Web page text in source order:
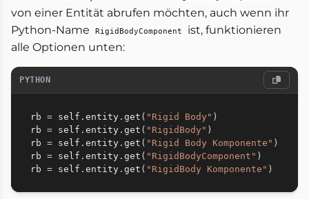
von einer Entität abrufen möchten, auch wenn ihr
Python-Name
RigidBodyComponent
ist, funktionieren
alle Optionen unten:
PYTHON
rb = self . entity . get ( "Rigid Body" )
rb = self . entity . get ( "RigidBody" )
rb = self . entity . get ( "Rigid Body Komponente" )
rb = self . entity . get ( "RigidBodyComponent" )
rb = self . entity . get ( "RigidBody Komponente" )